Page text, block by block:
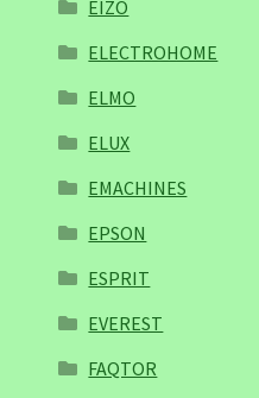
EIZO
ELECTROHOME
ELMO
ELUX
EMACHINES
EPSON
ESPRIT
EVEREST
FAQTOR